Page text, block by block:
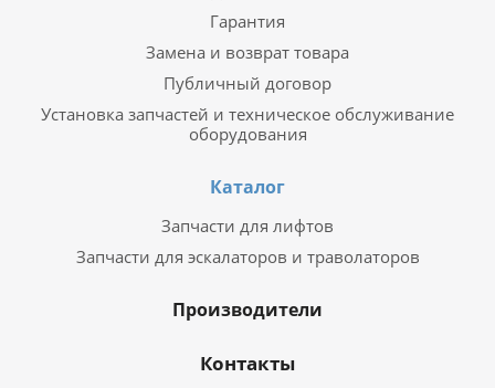
Гарантия
Замена и возврат товара
Публичный договор
Установка запчастей и техническое обслуживание
оборудования
Каталог
Запчасти для лифтов
Запчасти для эскалаторов и траволаторов
Производители
Контакты